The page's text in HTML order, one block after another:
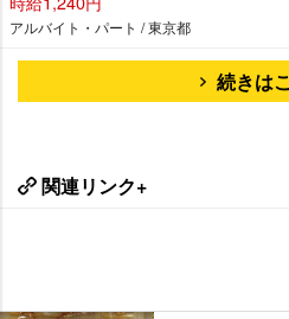
アルバイト・パート / 東京都
続きは
関連リンク+